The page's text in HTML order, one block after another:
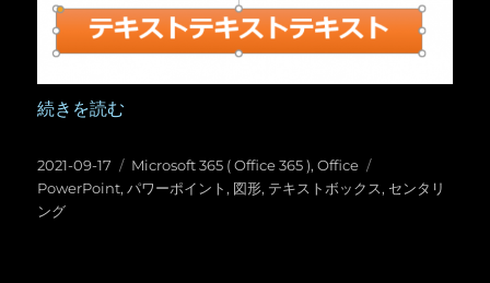
“PowerPoint ：テキストボックスや図形の中のテキスト
続きを読む
投
稿
日:
2021-09-17
カ
テ
Microsoft 365 ( Office 365 ),Office
グ
PowerPoint,パワーポイント , 図形, テキストボックス, センタリ
ング